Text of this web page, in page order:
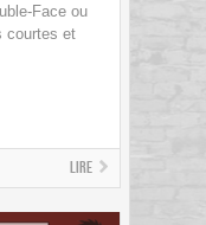
Face ou
courtes et
Lire